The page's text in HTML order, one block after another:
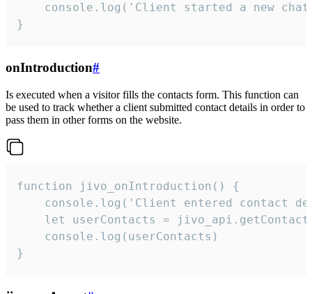
console.log('Client started a new
}
onIntroduction#
Is executed when a visitor fills the contacts form. This function can
be used to track whether a client submitted contact details in order to
pass them in other forms on the website.
function jivo_onIntroduction() {
console.log('Client entered contact
let userContacts =
    console.log(userContacts)
}